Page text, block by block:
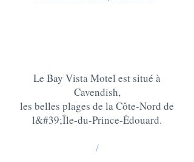
Le Bay Vista Motel est situé à
Cavendish,
les belles plages de la Côte-Nord de
l&#39;Île-du-Prince-Édouard.
/